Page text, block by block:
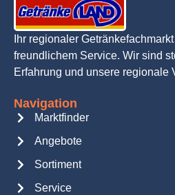
Ihr regionaler
freundlichem Service. Wir sind
Erfahrung und unsere regionale
Navigation
Marktfinder
Angebote
Sortiment
Service